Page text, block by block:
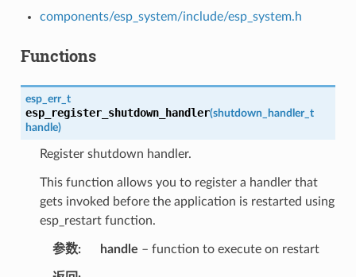
components/esp_system/include/esp_system.h
Functions
esp_err_t
esp_register_shutdown_handler(shutdown_handler_t
handle)
Register shutdown handler.
This function allows you to register a handler that
gets invoked before the application is restarted using
esp_restart function.
参数 handle – function to execute on restart